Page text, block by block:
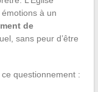
à un
de
sans peur d’être
questionnement :